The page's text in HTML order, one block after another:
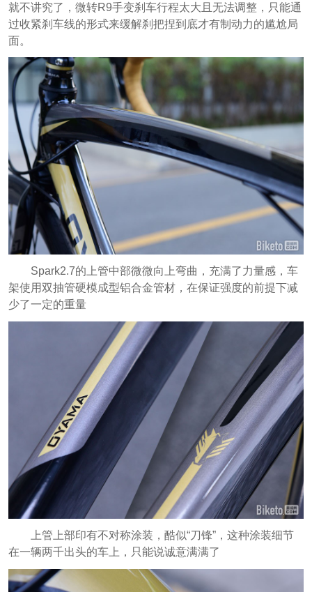
就不讲究了，微转R9手变刹车行程太大且无法调整，只能通
过收紧刹车线的形式来缓解刹把捏到底才有制动力的尴尬局
面。
Spark2.7的上管中部微微向上弯曲，充满了力量感，车
架使用双抽管硬模成型铝合金管材，在保证强度的前提下减
少了一定的重量
上管上部印有不对称涂装，酷似“刀锋”，这种涂装细节
在一辆两千出头的车上，只能说诚意满满了